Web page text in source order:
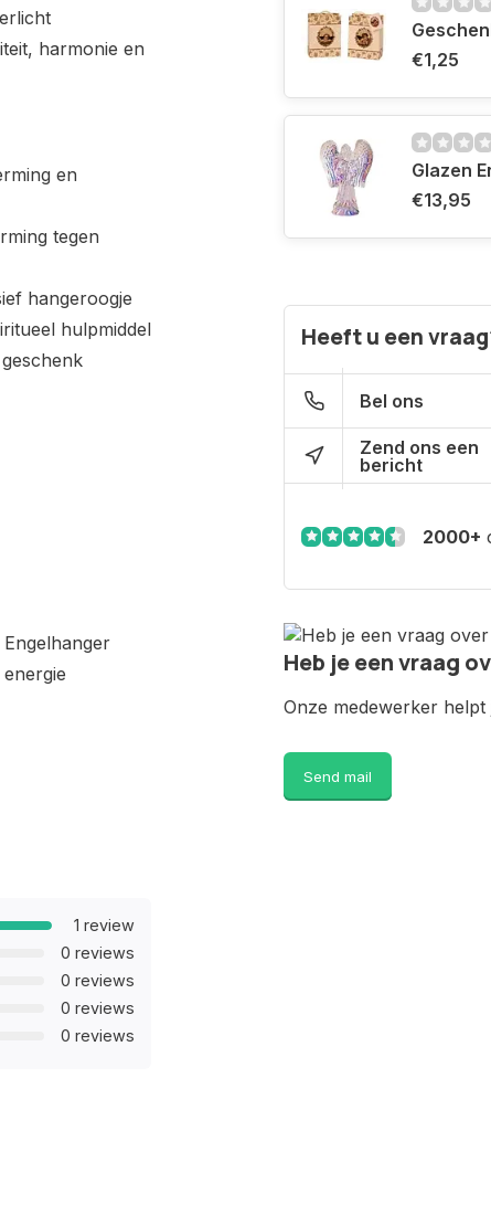
harmonie en
en
tegen
hangeroogje
hulpmiddel
1 review
0 reviews
0 reviews
0 reviews
0 reviews
€1,25
Glazen
€13,95
Heeft u een
Bel ons
Zend ons een
bericht
2000+
Heb je een vraag
Onze medewerker helpt
Send mail